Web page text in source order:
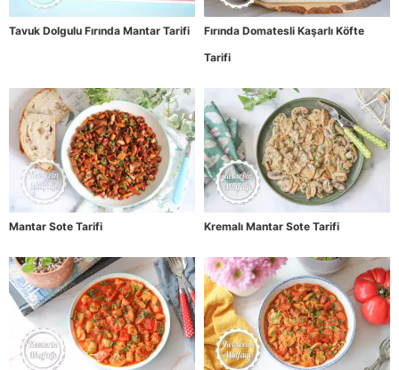
Tavuk Dolgulu Fırında Mantar Tarifi
Fırında Domatesli Kaşarlı Köfte
Tarifi
Mantar Sote Tarifi Kremalı Mantar Sote Tarifi